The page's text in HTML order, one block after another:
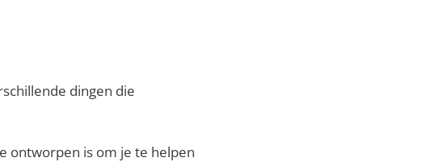
dingen die
ontworpen is om je te helpen